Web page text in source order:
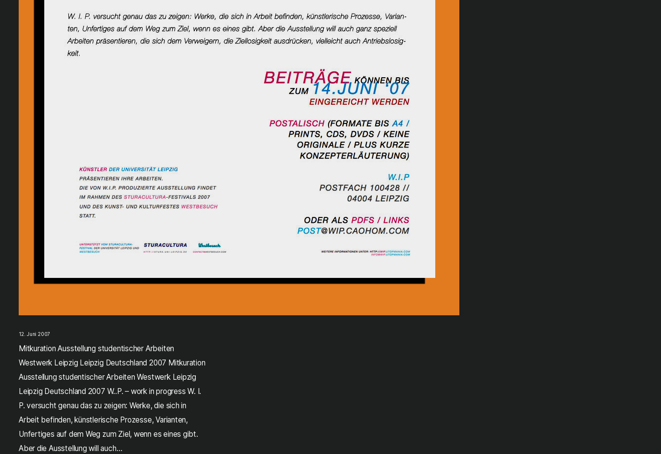
12. Juni 2007
Mitkuration Ausstellung studentischer Arbeiten
Westwerk Leipzig Leipzig Deutschland 2007 Mitkuration
Ausstellung studentischer Arbeiten Westwerk Leipzig
Leipzig Deutschland 2007 W..P. – work in progress W. I.
P. versucht genau das zu zeigen: Werke, die sich in
Arbeit befinden, künstlerische Prozesse, Varianten,
Unfertiges auf dem Weg zum Ziel, wenn es eines gibt.
Aber die Ausstellung will auch…